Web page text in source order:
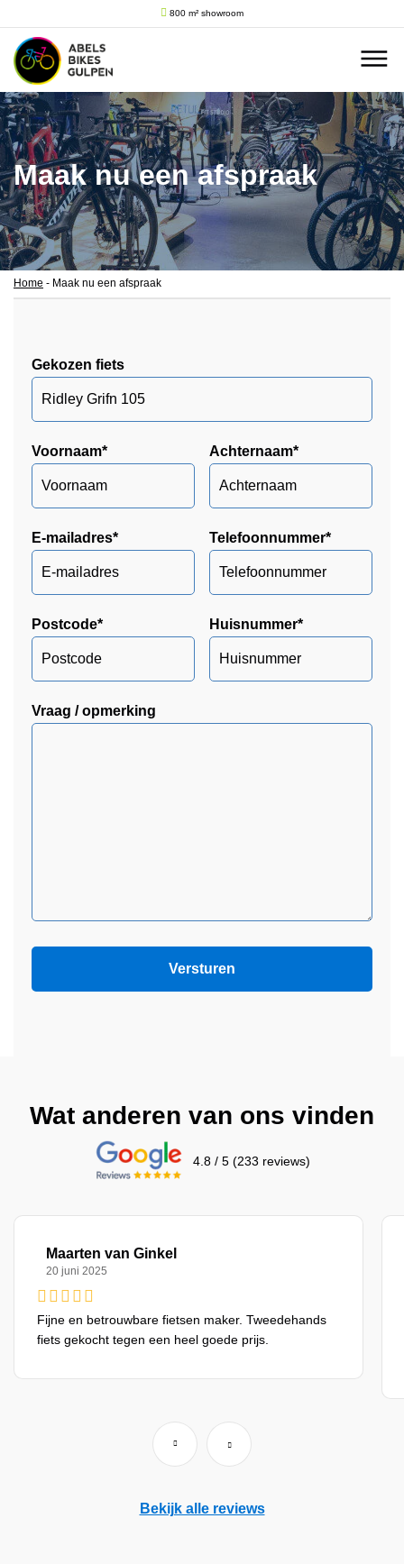
800 m² showroom
Maak nu een afspraak
Home - Maak nu een afspraak
Gekozen fiets
Voornaam* Achternaam*
E-mailadres* Telefoonnummer*
Postcode* Huisnummer*
Vraag / opmerking
Wat anderen van ons vinden
4.8 / 5 (233 reviews)
Maarten van Ginkel
20 juni 2025
Fijne en betrouwbare fietsen maker. Tweedehands
fiets gekocht tegen een heel goede prijs.
Bekijk alle reviews